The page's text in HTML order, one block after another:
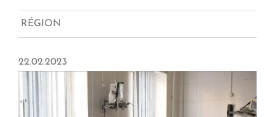
RÉGION
22.02.2023